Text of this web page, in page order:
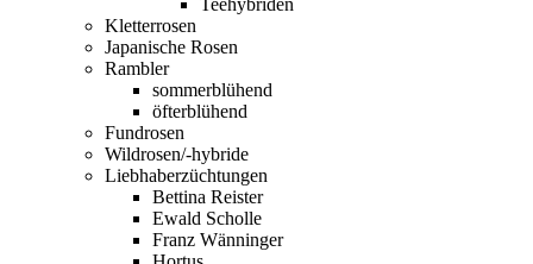
Teehybriden
Kletterrosen
Japanische Rosen
Rambler
sommerblühend
öfterblühend
Fundrosen
Wildrosen/-hybride
Liebhaberzüchtungen
Bettina Reister
Ewald Scholle
Franz Wänninger